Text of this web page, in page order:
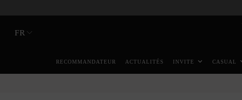
FR
RECOMMANDATEUR ACTUALITÉS INVITE CASUAL